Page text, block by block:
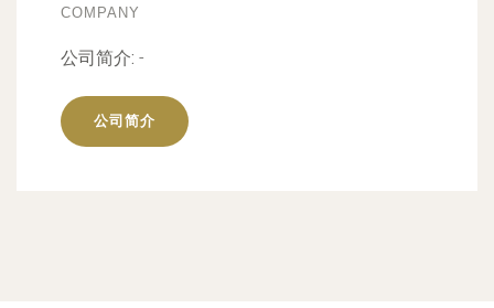
COMPANY
公司简介: -
公司简介